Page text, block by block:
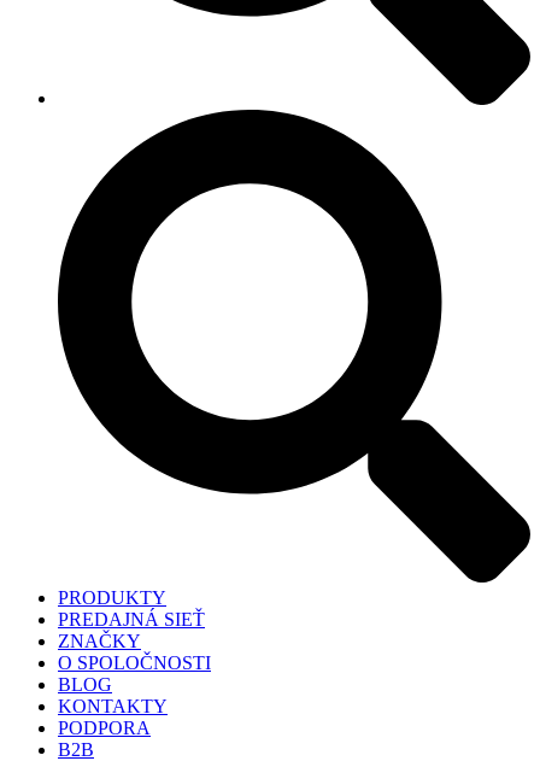
PRODUKTY
PREDAJNÁ SIEŤ
ZNAČKY
O SPOLOČNOSTI
BLOG
KONTAKTY
PODPORA
B2B